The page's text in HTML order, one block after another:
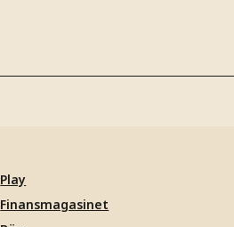
Play
Finansmagasinet